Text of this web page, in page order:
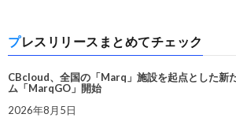
プレスリリースまとめてチェック
CBcloud、全国の「Marq」施設を起点とした新
ム「MarqGO」開始
2026年8月5日